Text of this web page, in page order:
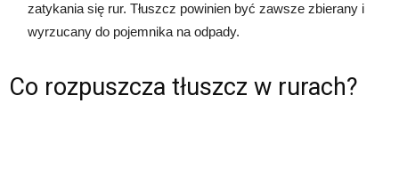
zatykania się rur. Tłuszcz powinien być zawsze zbierany i
wyrzucany do pojemnika na odpady.
Co rozpuszcza tłuszcz w rurach?